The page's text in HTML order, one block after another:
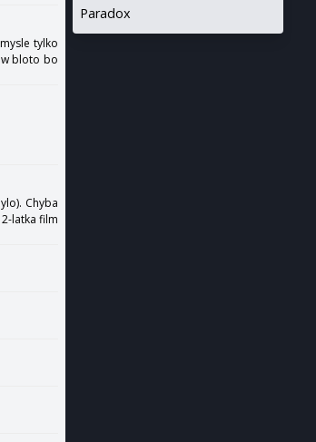
tylko
w bloto bo
Chyba
latka film
Paradox